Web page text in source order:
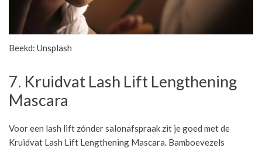
Beekd: Unsplash
7. Kruidvat Lash Lift Lengthening
Mascara
Voor een lash lift zónder salonafspraak zit je goed met de
Kruidvat Lash Lift Lengthening Mascara. Bamboevezels